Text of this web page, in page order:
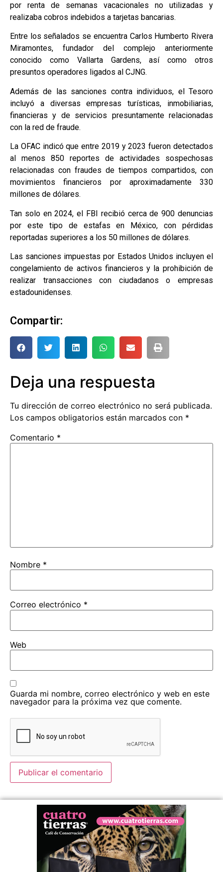
por renta de semanas vacacionales no utilizadas y
realizaba cobros indebidos a tarjetas bancarias.
Entre los señalados se encuentra Carlos Humberto Rivera
Miramontes, fundador del complejo anteriormente
conocido como Vallarta Gardens, así como otros
presuntos operadores ligados al CJNG.
Además de las sanciones contra individuos, el Tesoro
incluyó a diversas empresas turísticas, inmobiliarias,
financieras y de servicios presuntamente relacionadas
con la red de fraude.
La OFAC indicó que entre 2019 y 2023 fueron detectados
al menos 850 reportes de actividades sospechosas
relacionadas con fraudes de tiempos compartidos, con
movimientos financieros por aproximadamente 330
millones de dólares.
Tan solo en 2024, el FBI recibió cerca de 900 denuncias
por este tipo de estafas en México, con pérdidas
reportadas superiores a los 50 millones de dólares.
Las sanciones impuestas por Estados Unidos incluyen el
congelamiento de activos financieros y la prohibición de
realizar transacciones con ciudadanos o empresas
estadounidenses.
Compartir:
Deja una respuesta
Tu dirección de correo electrónico no será publicada.
Los campos obligatorios están marcados con *
Comentario *
Nombre *
Correo electrónico *
Web
Guarda mi nombre, correo electrónico y web en este
navegador para la próxima vez que comente.